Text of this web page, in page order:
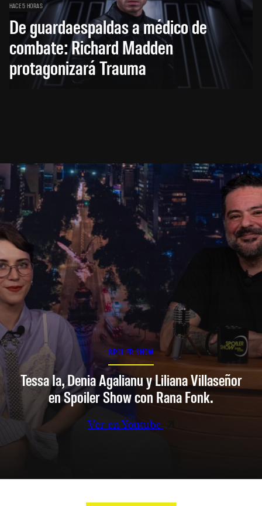
HACE 5 HORAS
De guardaespaldas a médico de
combate: Richard Madden
protagonizará Trauma
SPOILER SHOW
Tessa Ia, Denia Agalianu y Liliana Villaseñor
en Spoiler Show con Rana Fonk.
Ver en Youtube